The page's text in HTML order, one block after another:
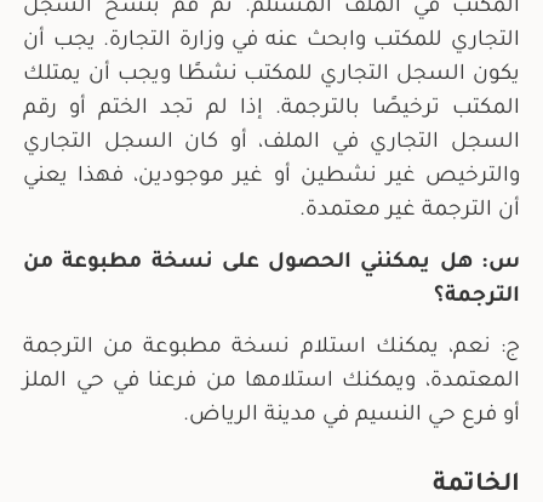
المكتب في الملف المُستلم. ثم قم بنسخ السجل
التجاري للمكتب وابحث عنه في وزارة التجارة. يجب أن
يكون السجل التجاري للمكتب نشطًا ويجب أن يمتلك
المكتب ترخيصًا بالترجمة. إذا لم تجد الختم أو رقم
السجل التجاري في الملف، أو كان السجل التجاري
والترخيص غير نشطين أو غير موجودين، فهذا يعني
أن الترجمة غير معتمدة.
س: هل يمكنني الحصول على نسخة مطبوعة من
الترجمة؟
ج: نعم، يمكنك استلام نسخة مطبوعة من الترجمة
المعتمدة، ويمكنك استلامها من فرعنا في حي الملز
أو فرع حي النسيم في مدينة الرياض.
الخاتمة